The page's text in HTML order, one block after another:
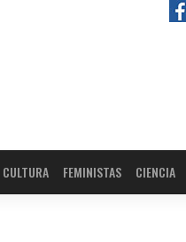
CULTURA FEMINISTAS CIENCIA